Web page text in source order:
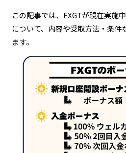
この記事では、FXGTが現在実施
について、内容や受取方法・条件
ます。